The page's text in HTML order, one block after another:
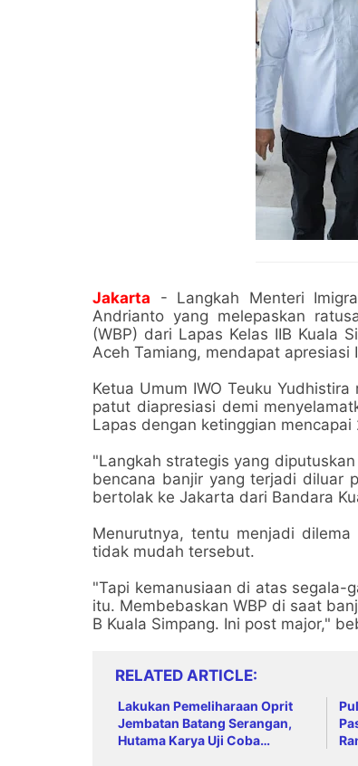
Jakarta - Langkah Menteri
Andrianto yang melepaskan
(WBP) dari Lapas Kelas IIB Kuala
Aceh Tamiang, mendapat apresiasi
Ketua Umum IWO Teuku
patut diapresiasi demi
Lapas dengan ketinggian mencapai
"Langkah strategis yang
bencana banjir yang terjadi diluar
bertolak ke Jakarta dari Bandara
Menurutnya, tentu menjadi
tidak mudah tersebut.
"Tapi kemanusiaan di atas segala-
itu. Membebaskan WBP di saat
B Kuala Simpang. Ini post major,"
RELATED ARTICLE
Lakukan Pemeliharaan Oprit
Jembatan Batang Serangan,
Hutama Karya Uji Coba